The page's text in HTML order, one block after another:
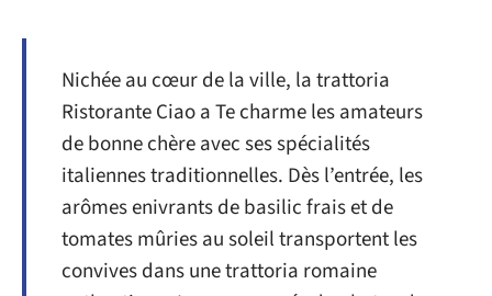
Nichée au cœur de la ville, la trattoria
Ristorante Ciao a Te charme les amateurs
de bonne chère avec ses spécialités
italiennes traditionnelles. Dès l’entrée, les
arômes enivrants de basilic frais et de
tomates mûries au soleil transportent les
convives dans une trattoria romaine